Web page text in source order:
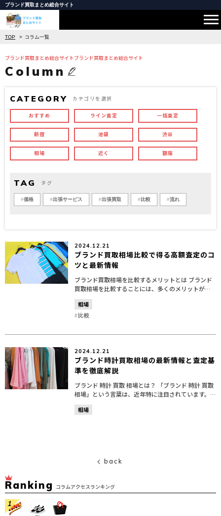
ブランド買取まとめ総合サイト
TOP コラム一覧
ブランド買取まとめ総合サイトブランド買取まとめ総合サイト
Column
CATEGORY カテゴリを選択
おすすめ ライン査定 一括査定
新宿 池袋 渋谷
相場 近く 銀座
TAG タグ
価格 出張サービス 出張買取 比較 流れ
2024.12.21
ブランド買取相場比較で得る高額査定のコ
ツと最新情報
ブランド買取相場を比較するメリットとは ブランド
買取相場を比較することには、多くのメリットがあ
ります。特に、高価なアイテムを所有している人
や、不要なブランド品を手放そうと考えている人に
とっては、その重...
相場
比較
2024.12.21
ブランド時計買取相場の最新情報と査定基
準を徹底解説
ブランド 時計 買取 相場とは？ 「ブランド 時計 買取
相場」という言葉は、近年特に注目されています。
多くの人が持っているブランド時計が、実際にどれ
くらいの価値を持つのか、そしてその買取の相場が
相場
back
Ranking コラムアクセスランキング